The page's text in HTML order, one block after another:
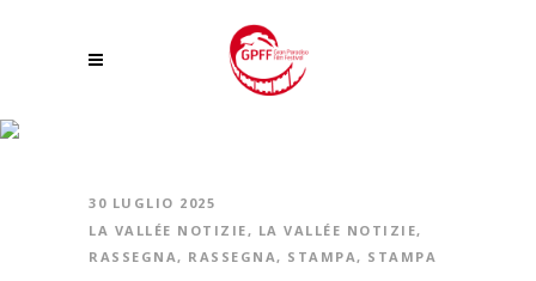
30 LUGLIO 2025
LA VALLÉE NOTIZIE, LA VALLÉE NOTIZIE,
RASSEGNA, RASSEGNA, STAMPA, STAMPA